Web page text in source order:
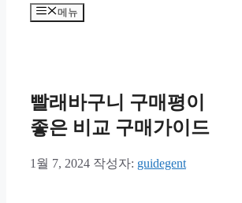
메뉴
빨래바구니 구매평이
좋은 비교 구매가이드
1월 7, 2024 작성자: guidegent